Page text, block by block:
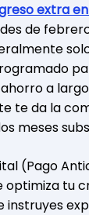
extra
de
a
te da la
meses
(Pago
optimiza tu
instruyes